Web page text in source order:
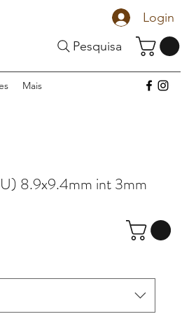
Login
Pesquisa
Mais
8.9x9.4mm int 3mm